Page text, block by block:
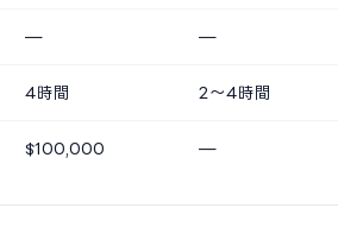
— —
4時間 2〜4時間
$100,000 —